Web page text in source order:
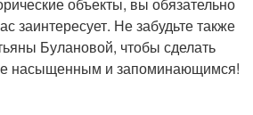
заинтересует. Не забудьте также
Булановой, чтобы сделать
насыщенным и запоминающимся!